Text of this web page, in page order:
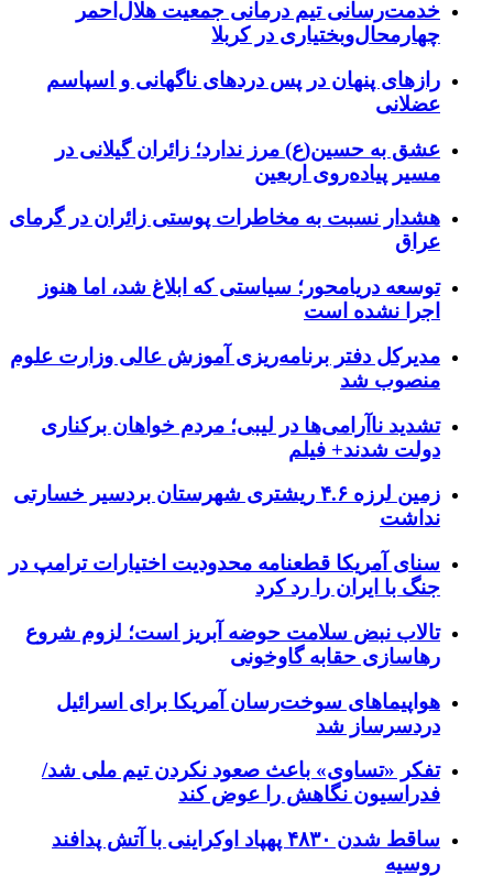
خدمت‌رسانی تیم درمانی جمعیت هلال‌احمر
چهارمحال‌وبختیاری در کربلا
رازهای پنهان در پس دردهای ناگهانی و اسپاسم
عضلانی
عشق به حسین(ع) مرز ندارد؛ زائران گیلانی در
مسیر پیاده‌روی اربعین
هشدار نسبت به مخاطرات پوستی زائران در گرمای
عراق
توسعه دریامحور؛ سیاستی که ابلاغ شد، اما هنوز
اجرا نشده است
مدیرکل دفتر برنامه‌ریزی آموزش عالی وزارت علوم
منصوب شد
تشدید ناآرامی‌ها در لیبی؛ مردم خواهان برکناری
دولت شدند+ فیلم
زمین لرزه ۴.۶ ریشتری شهرستان بردسیر خسارتی
نداشت
سنای آمریکا قطعنامه محدودیت اختیارات ترامپ در
جنگ با ایران را رد کرد
تالاب نبض سلامت حوضه آبریز است؛ لزوم شروع
رهاسازی حقابه گاوخونی
هواپیماهای سوخت‌رسان آمریکا برای اسرائیل
دردسرساز شد
تفکر «تساوی» باعث صعود نکردن تیم ملی شد/
فدراسیون نگاهش را عوض کند
ساقط شدن ۴۸۳۰ پهپاد اوکراینی با آتش پدافند
روسیه